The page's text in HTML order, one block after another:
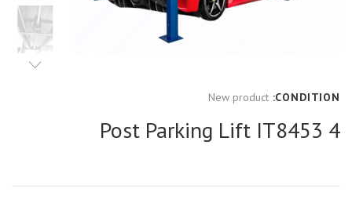
CONDITION:
New product
4 Post Parking Lift IT8453